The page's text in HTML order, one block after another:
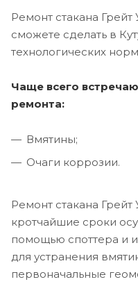
Ремонт стакана
сможете сделать в
технологических
Чаще всего
ремонта:
Вмятины;
Очаги коррозии.
Ремонт стакана
кротчайшие сроки
помощью споттера и
для устранения
первоначальные